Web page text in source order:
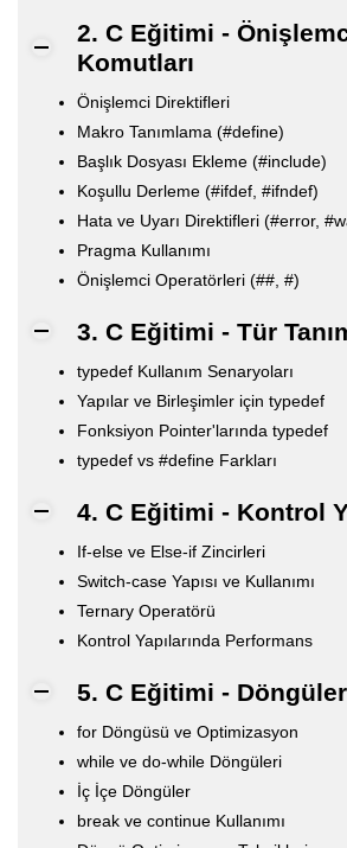
2. C Eğitimi -
Komutları
Önişlemci Direktifleri
Makro Tanımlama (#define)
Başlık Dosyası Ekleme (#include)
Koşullu Derleme (#ifdef, #ifndef)
Hata ve Uyarı Direktifleri (#error,
Pragma Kullanımı
Önişlemci Operatörleri (##, #)
3. C Eğitimi - Tür
typedef Kullanım Senaryoları
Yapılar ve Birleşimler için typedef
Fonksiyon Pointer'larında typedef
typedef vs #define Farkları
4. C Eğitimi - Kontrol
If-else ve Else-if Zincirleri
Switch-case Yapısı ve Kullanımı
Ternary Operatörü
Kontrol Yapılarında Performans
5. C Eğitimi - Döngüler
for Döngüsü ve Optimizasyon
while ve do-while Döngüleri
İç İçe Döngüler
break ve continue Kullanımı